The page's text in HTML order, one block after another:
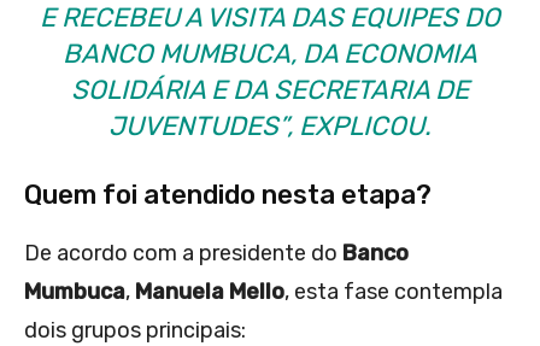
E RECEBEU A VISITA DAS EQUIPES DO
BANCO MUMBUCA, DA ECONOMIA
SOLIDÁRIA E DA SECRETARIA DE
JUVENTUDES”, EXPLICOU.
Quem foi atendido nesta etapa?
De acordo com a presidente do Banco
Mumbuca, Manuela Mello, esta fase contempla
dois grupos principais: